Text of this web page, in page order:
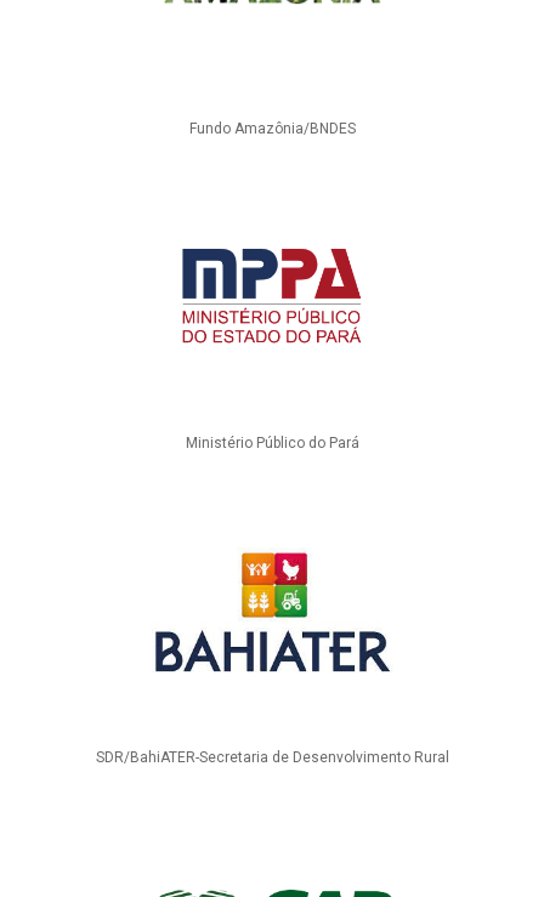
Fundo Amazônia/BNDES
Ministério Público do Pará
SDR/BahiATER-Secretaria de Desenvolvimento Rural